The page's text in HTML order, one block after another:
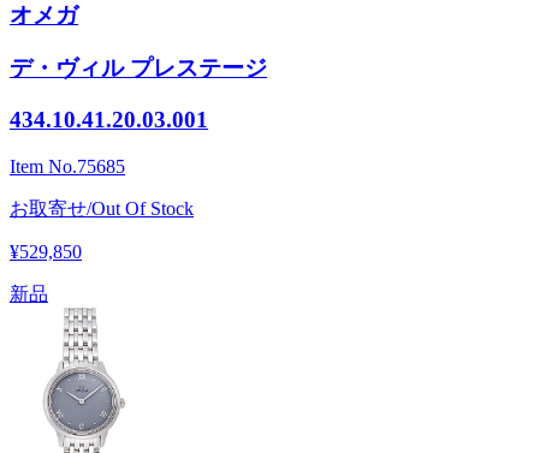
オメガ
デ・ヴィル プレステージ
434.10.41.20.03.001
Item No.75685
お取寄せ/Out Of Stock
¥529,850
新品